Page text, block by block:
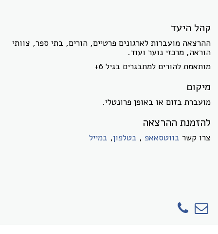
קהל היעד
ההרצאה מועברות לארגונים פרטיים, הורים, בתי ספר, צוותי
הוראה, מרכזי נוער ועוד.
מותאמת להורים למתבגרים בגיל 6+
מיקום
מועברת בזום או באופן פרונטלי.
להזמנת ההרצאה
צרו קשר בווטסאאפ , בטלפון, במייל